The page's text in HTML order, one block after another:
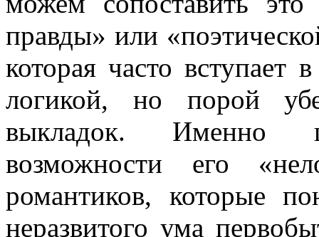
правды» или
которая часто вступает
логикой, но порой
выкладок. Именно
возможности его
романтиков, которые
неразвитого ума